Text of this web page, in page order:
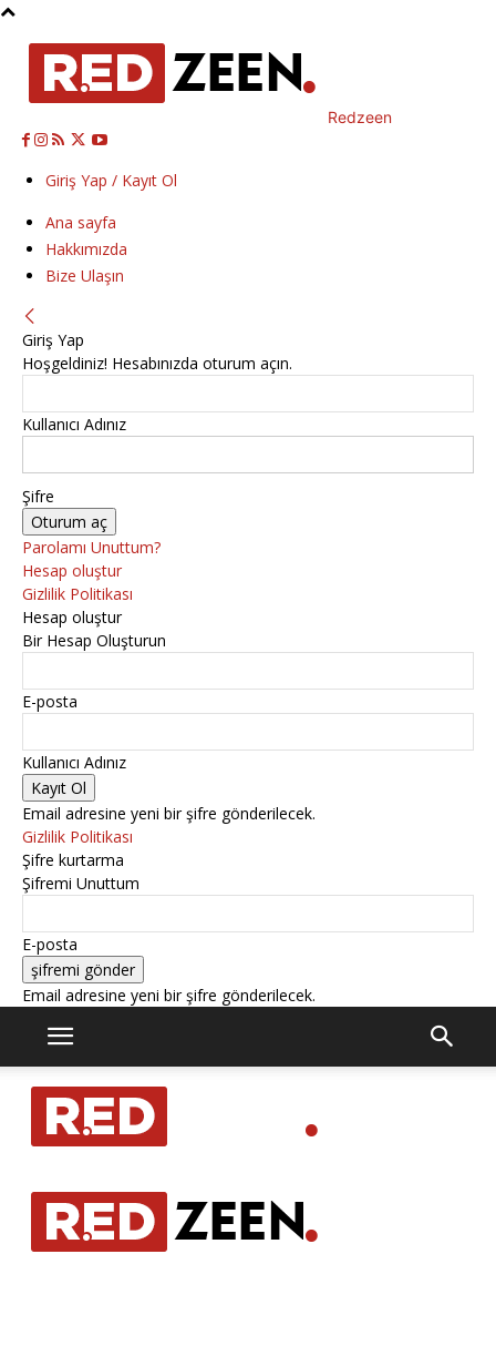
Redzeen
Giriş Yap / Kayıt Ol
Ana sayfa
Hakkımızda
Bize Ulaşın
Giriş Yap
Hoşgeldiniz! Hesabınızda oturum açın.
Kullanıcı Adınız
Şifre
Parolamı Unuttum?
Hesap oluştur
Gizlilik Politikası
Hesap oluştur
Bir Hesap Oluşturun
E-posta
Kullanıcı Adınız
Email adresine yeni bir şifre gönderilecek.
Gizlilik Politikası
Şifre kurtarma
Şifremi Unuttum
E-posta
Email adresine yeni bir şifre gönderilecek.